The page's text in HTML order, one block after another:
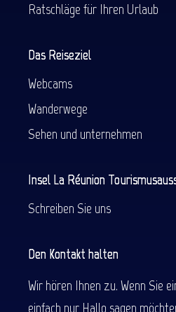
Ratschläge für Ihren Urlaub
Das Reiseziel
Webcams
Wanderwege
Sehen und unternehmen
Insel La Réunion
Schreiben Sie uns
Den Kontakt halten
Wir hören Ihnen zu. Wenn Sie
einfach nur Hallo sagen